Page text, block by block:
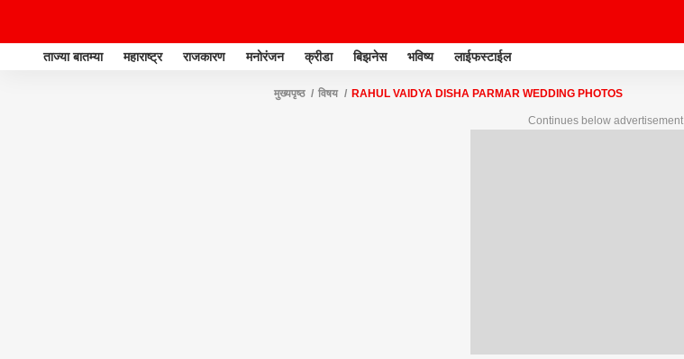
ताज्या बातम्या महाराष्ट्र राजकारण मनोरंजन क्रीडा बिझनेस भविष्य लाईफस्टाईल
मुख्यपृष्ठ विषय RAHUL VAIDYA DISHA PARMAR WEDDING PHOTOS
Continues below advertisement